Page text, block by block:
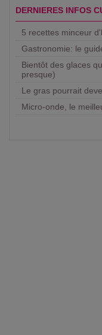
DERNIERES INFOS
5 recettes minceur
Gastronomie: le
Bientôt des glaces
presque)
Le gras pourrait
Micro-onde, le